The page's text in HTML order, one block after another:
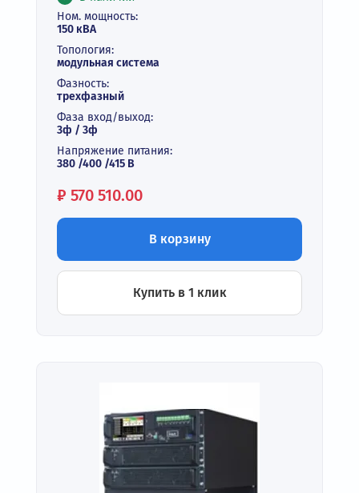
Ном. мощность:
150 кВА
Топология:
модульная система
Фазность:
трехфазный
Фаза вход/выход:
3ф / 3ф
Напряжение питания:
380 /400 /415 В
Цена:
₽ 570 510.00
В корзину
Купить в 1 клик